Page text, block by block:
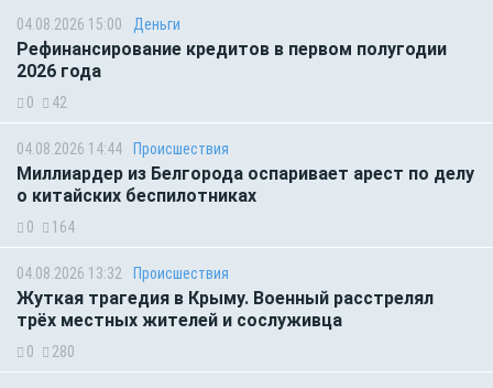
04.08.2026 15:00 Деньги
Рефинансирование кредитов в первом полугодии
2026 года
0 42
04.08.2026 14:44 Происшествия
Миллиардер из Белгорода оспаривает арест по делу
о китайских беспилотниках
0 164
04.08.2026 13:32 Происшествия
Жуткая трагедия в Крыму. Военный расстрелял
трёх местных жителей и сослуживца
0 280